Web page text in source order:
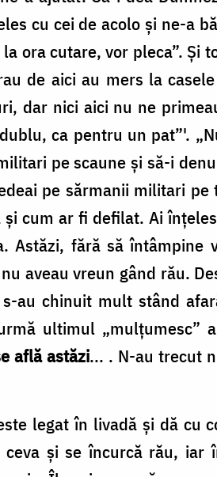
cu cei de acolo şi ne-a
ora cutare, vor pleca”. Şi
de aici au mers la
dar nici aici nu ne
ca pentru un pat”'.
pe scaune şi să-i
pe sărmanii militari
cum ar fi defilat. Ai
Astăzi, fără să întâmpine
aveau vreun gând rău.
au chinuit mult stând
ultimul „mulţumesc”
află astăzi... . N-au trecut
legat în livadă şi dă cu
şi se încurcă rău,